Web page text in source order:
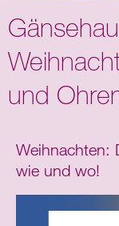
und
Weihnachten:
wie und wo!